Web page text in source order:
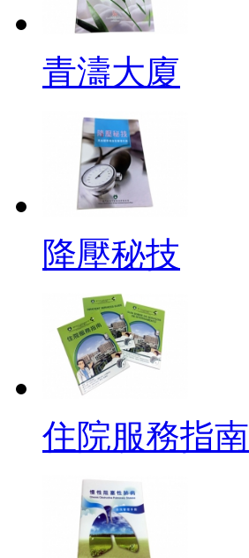
青濤大廈
降壓秘技
住院服務指南